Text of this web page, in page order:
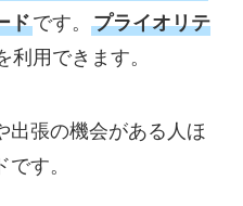
ドです。 プライオリテ
利用できます。
出張の機会がある人ほ
す。